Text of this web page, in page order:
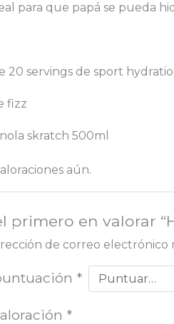
para que papá se pueda
20 servings de sport
fizz
skratch 500ml
aún.
primero en valorar
de correo electrónico
*
*